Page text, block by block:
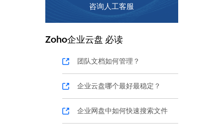
咨询人工客服
Zoho企业云盘 必读
团队文档如何管理？
企业云盘哪个最好最稳定？
企业网盘中如何快速搜索文件